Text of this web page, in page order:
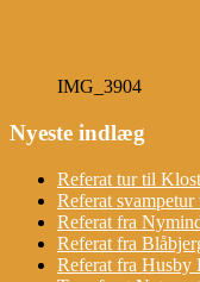
IMG_3904
Nyeste indlæg
Referat tur til
Referat
Referat fra
Referat fra
Referat fra Husby